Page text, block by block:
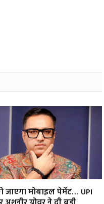
जाएगा मोबाइल पेमेंट… UPI